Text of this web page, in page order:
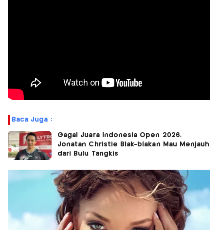
Baca Juga :
Gagal Juara Indonesia Open 2026,
Jonatan Christie Blak-blakan Mau Menjauh
dari Bulu Tangkis